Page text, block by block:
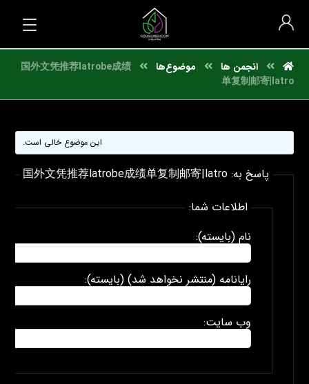
انجمن ها موضوع‌ها
国外文凭推荐latrobe成绩
单复制邮寄|latro
این موضوع خالی است.
پاسخ به: 国外文凭推荐latrobe成绩单复制邮寄|latro
اطلاعات شما:
نام (بایسته):
رایانامه (منتشر نخواهد شد) (بایسته):
وب سایت: